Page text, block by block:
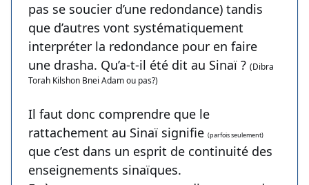
pas se soucier d’une redondance) tandis
que d’autres vont systématiquement
interpréter la redondance pour en faire
une drasha. Qu’a-t-il été dit au Sinaï ? (Dibra
Torah Kilshon Bnei Adam ou pas?)
Il faut donc comprendre que le
rattachement au Sinaï signifie (parfois seulement)
que c’est dans un esprit de continuité des
enseignements sinaïques.